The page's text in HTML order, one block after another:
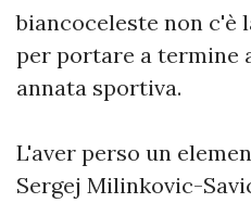
biancoceleste non c'è
per portare a termine
annata sportiva.
L'aver perso un
Sergej Milinkovic-